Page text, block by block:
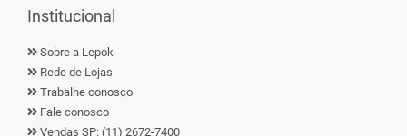
Institucional
Sobre a Lepok
Rede de Lojas
Trabalhe conosco
Fale conosco
Vendas SP: (11) 2672-7400